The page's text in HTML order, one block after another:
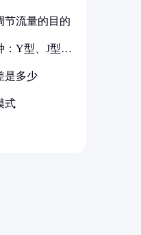
节流量的目的
：Y型、J型、
是多少
式